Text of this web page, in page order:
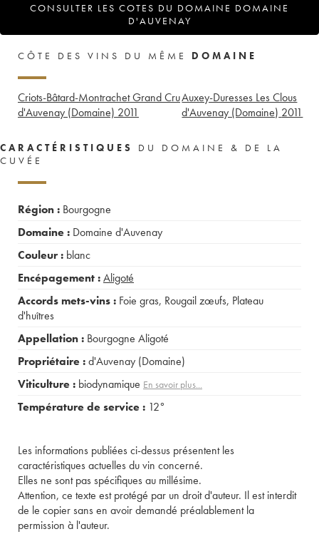
CONSULTER LES COTES DU DOMAINE DOMAINE
D'AUVENAY
CÔTE DES VINS DU MÊME DOMAINE
Criots-Bâtard-Montrachet Grand Cru
d'Auvenay (Domaine) 2011
Auxey-Duresses Les Clous
d'Auvenay (Domaine) 2011
CARACTÉRISTIQUES
DU DOMAINE & DE LA
CUVÉE
Région : Bourgogne
Domaine : Domaine d'Auvenay
Couleur : blanc
Encépagement :Aligoté
Accords mets-vins : Foie gras, Rougail zœufs, Plateau
d'huîtres
Appellation : Bourgogne Aligoté
Propriétaire :d'Auvenay (Domaine)
Viticulture : biodynamique En savoir plus...
Température de service : 12°
Les informations publiées ci-dessus présentent les
caractéristiques actuelles du vin concerné.
Elles ne sont pas spécifiques au millésime.
Attention, ce texte est protégé par un droit d'auteur. Il est interdit
de le copier sans en avoir demandé préalablement la
permission à l'auteur.